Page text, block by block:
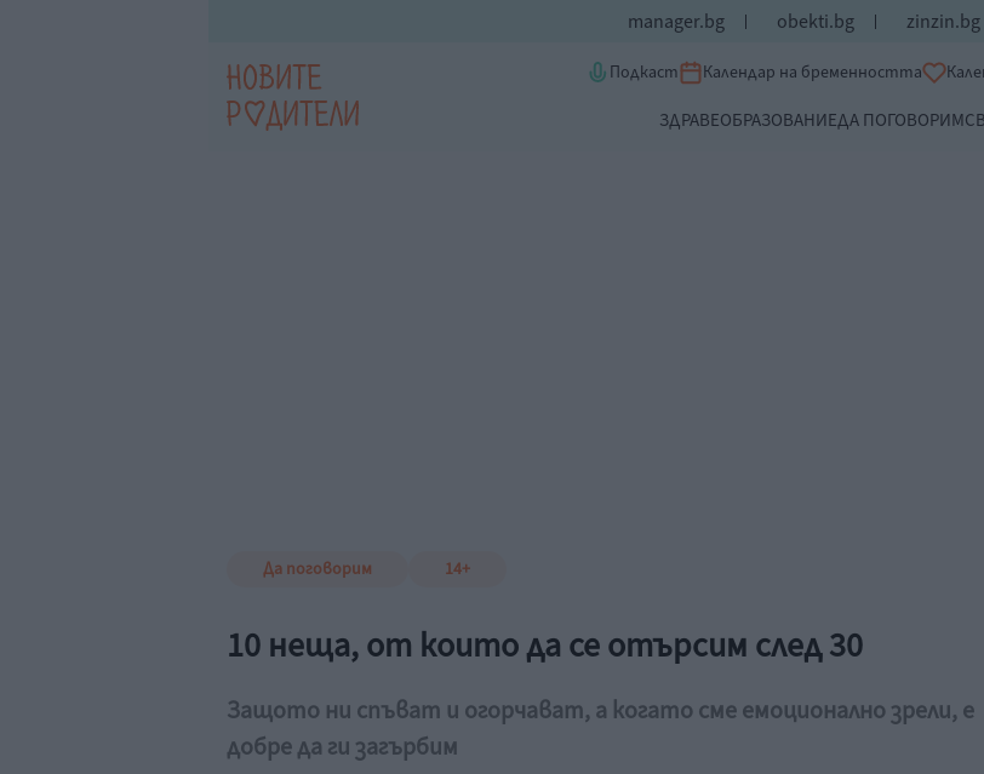
manager.bg obekti.bg zinzin.bg
Подкаст Календар на бременността
ЗДРАВЕОБРАЗОВАНИЕДА ПОГОВОРИМ
Да поговорим 14+
10 неща, от които да се отърсим след 30
Защото ни спъват и огорчават, а когато сме емоционално зрели, е
добре да ги загърбим